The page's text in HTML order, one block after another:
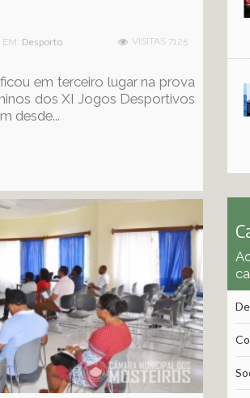
EM: Desporto VISITAS 7125
em terceiro lugar na prova
dos XI Jogos Desportivos
desde...